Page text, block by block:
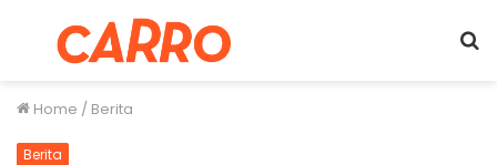
Menu
Home / Berita
Berita